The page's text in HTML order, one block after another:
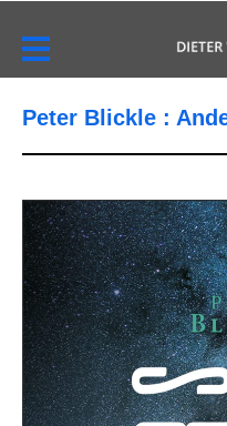
Peter Blickle :